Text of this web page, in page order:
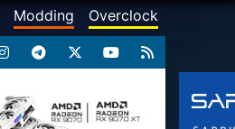
Modding Overclock